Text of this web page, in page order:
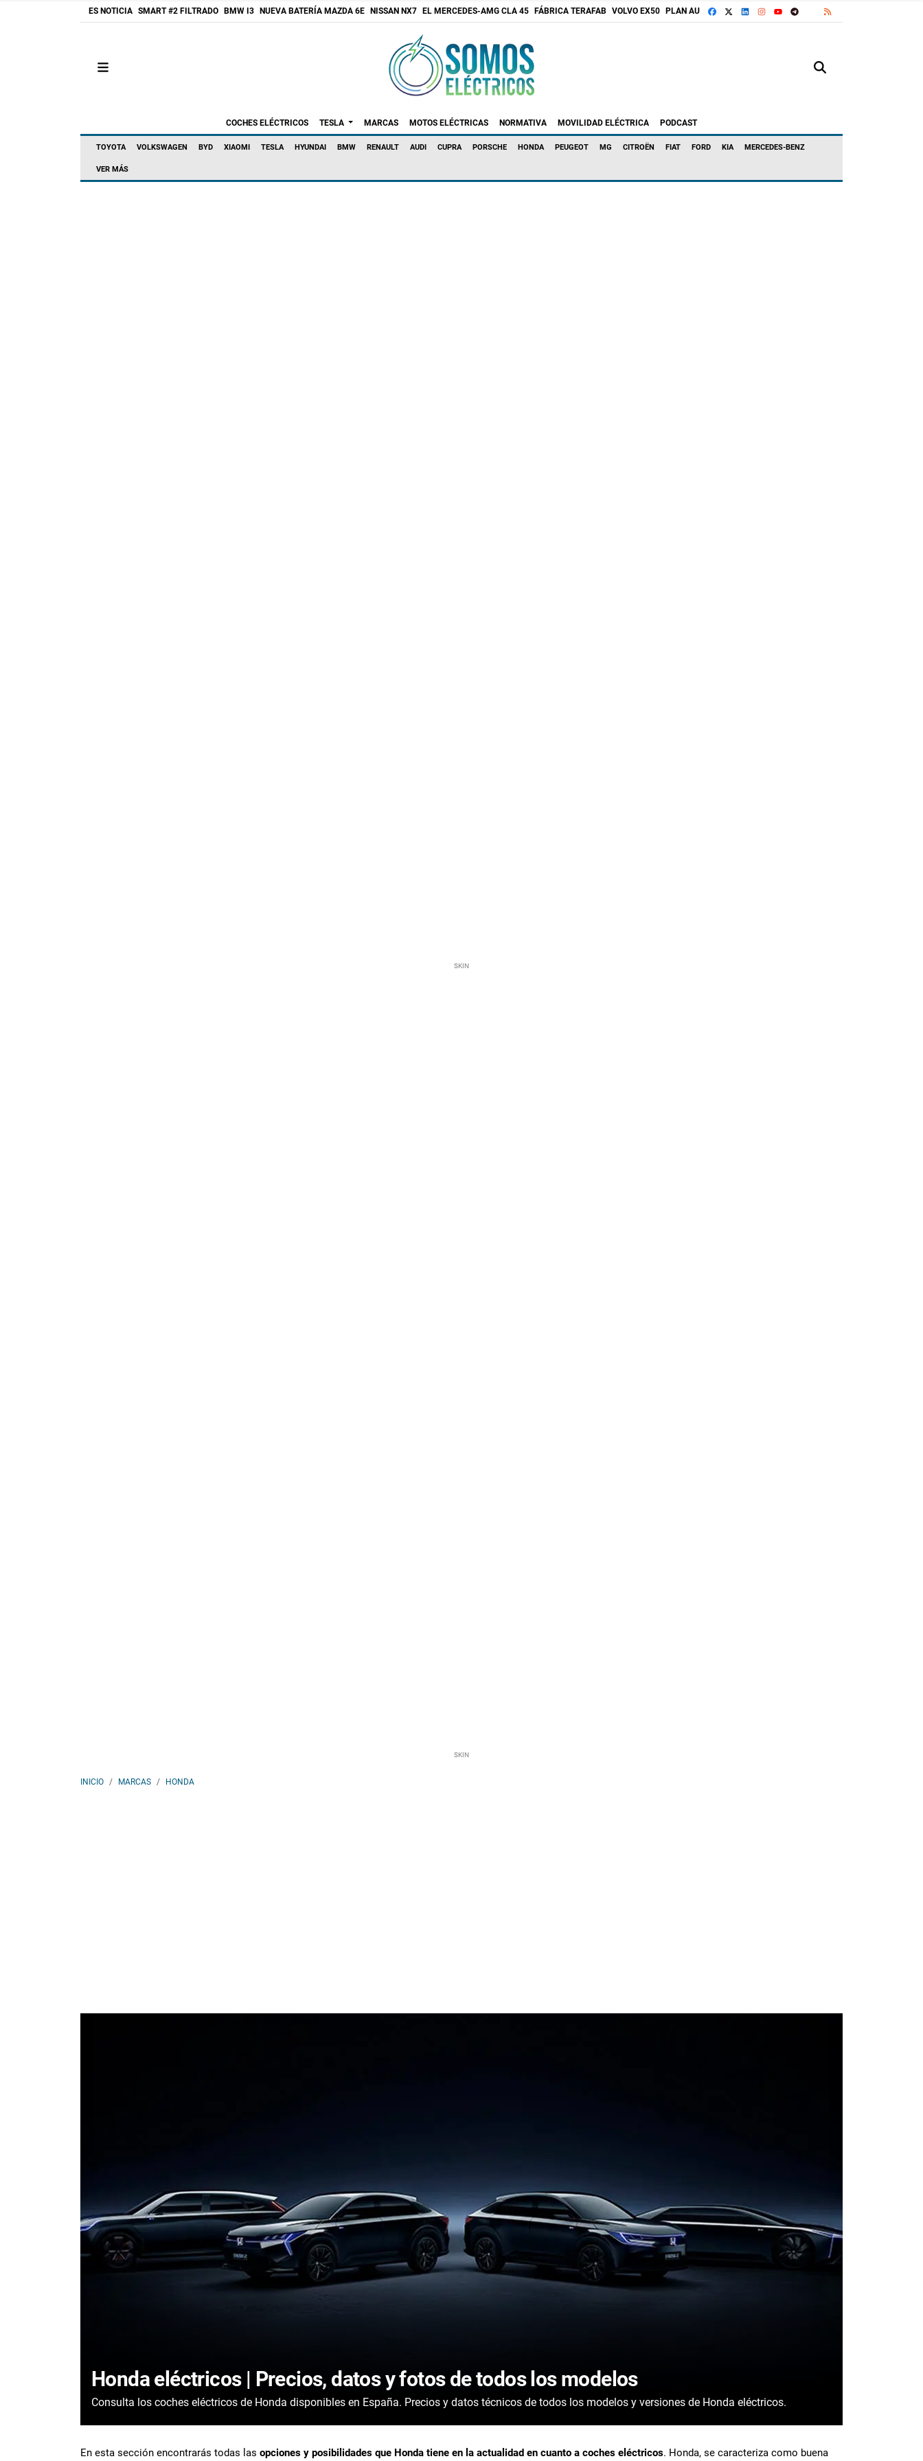
ES NOTICIA SMART #2 FILTRADO BMW I3 NUEVA BATERÍA MAZDA 6E NISSAN NX7 EL MERCEDES-AMG CLA 45 FÁBRICA TERAFAB VOLVO EX50 PLAN AUTO+FACEBOOKLINKEDININSTAGRAM
YOUTUBE
TELEGRAM
GOOGLE DISCOVER
COCHES ELÉCTRICOS TESLA MARCAS MOTOS ELÉCTRICAS NORMATIVA MOVILIDAD ELÉCTRICA PODCAST
TOYOTA VOLKSWAGEN BYD XIAOMI TESLA HYUNDAI BMW RENAULT AUDI CUPRA PORSCHE HONDA PEUGEOT MG CITROËN FIAT FORD KIA MERCEDES-BENZ
VER MÁS
INICIO MARCAS HONDA
Honda eléctricos | Precios, datos y fotos de todos los modelos
Consulta los coches eléctricos de Honda disponibles en España. Precios y datos técnicos de todos los modelos y versiones de Honda eléctricos.
En esta sección encontrarás todas las opciones y posibilidades que Honda tiene en la actualidad en cuanto a coches eléctricos. Honda, se caracteriza como buena